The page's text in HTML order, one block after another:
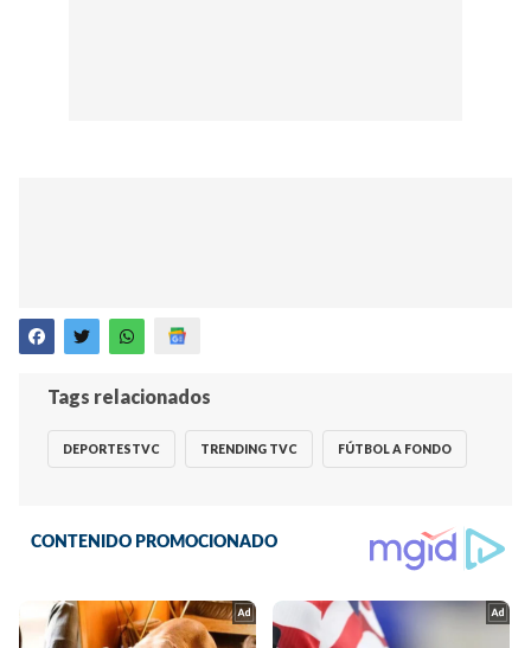
Tags relacionados
DEPORTESTVC TRENDING TVC FÚTBOL A FONDO